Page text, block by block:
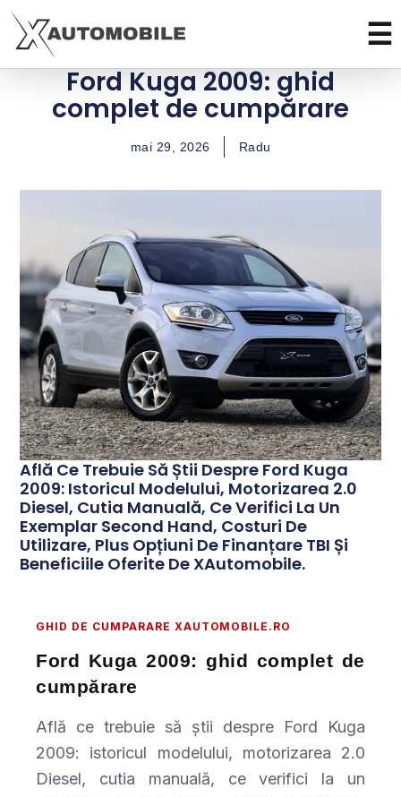
Ford Kuga 2009: ghid
complet de cumpărare
mai 29, 2026 Radu
Află Ce Trebuie Să Știi Despre Ford Kuga
2009: Istoricul Modelului, Motorizarea 2.0
Diesel, Cutia Manuală, Ce Verifici La Un
Exemplar Second Hand, Costuri De
Utilizare, Plus Opțiuni De Finanțare TBI Și
Beneficiile Oferite De XAutomobile.
GHID DE CUMPARARE XAUTOMOBILE.RO
Ford Kuga 2009: ghid complet de
cumpărare
Află ce trebuie să știi despre Ford Kuga
2009: istoricul modelului, motorizarea 2.0
Diesel, cutia manuală, ce verifici la un